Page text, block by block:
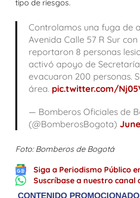
tipo de riesgos.
Controlamos una fuga de
Avenida Calle 57 R Sur
reportaron 8 personas
activó apoyo de Secretaría
evacuaron 200 personas.
área. pic.twitter.com/
— Bomberos Oficiales de
(@BomberosBogota)
Foto: Bomberos de Bogotá
Siga a Periodismo Público
Suscríbase a nuestro canal